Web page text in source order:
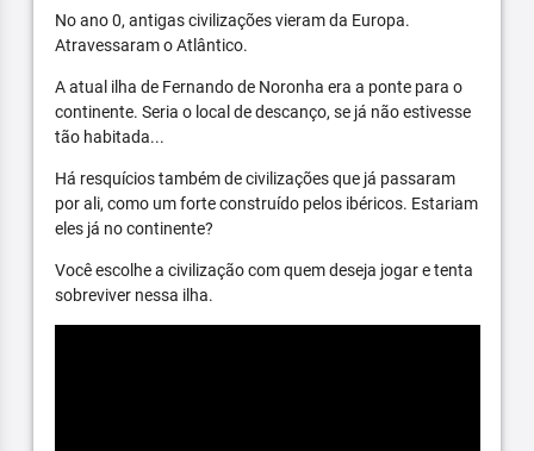
No ano 0, antigas civilizações vieram da Europa.
Atravessaram o Atlântico.
A atual ilha de Fernando de Noronha era a ponte para o
continente. Seria o local de descanço, se já não estivesse
tão habitada...
Há resquícios também de civilizações que já passaram
por ali, como um forte construído pelos ibéricos. Estariam
eles já no continente?
Você escolhe a civilização com quem deseja jogar e tenta
sobreviver nessa ilha.